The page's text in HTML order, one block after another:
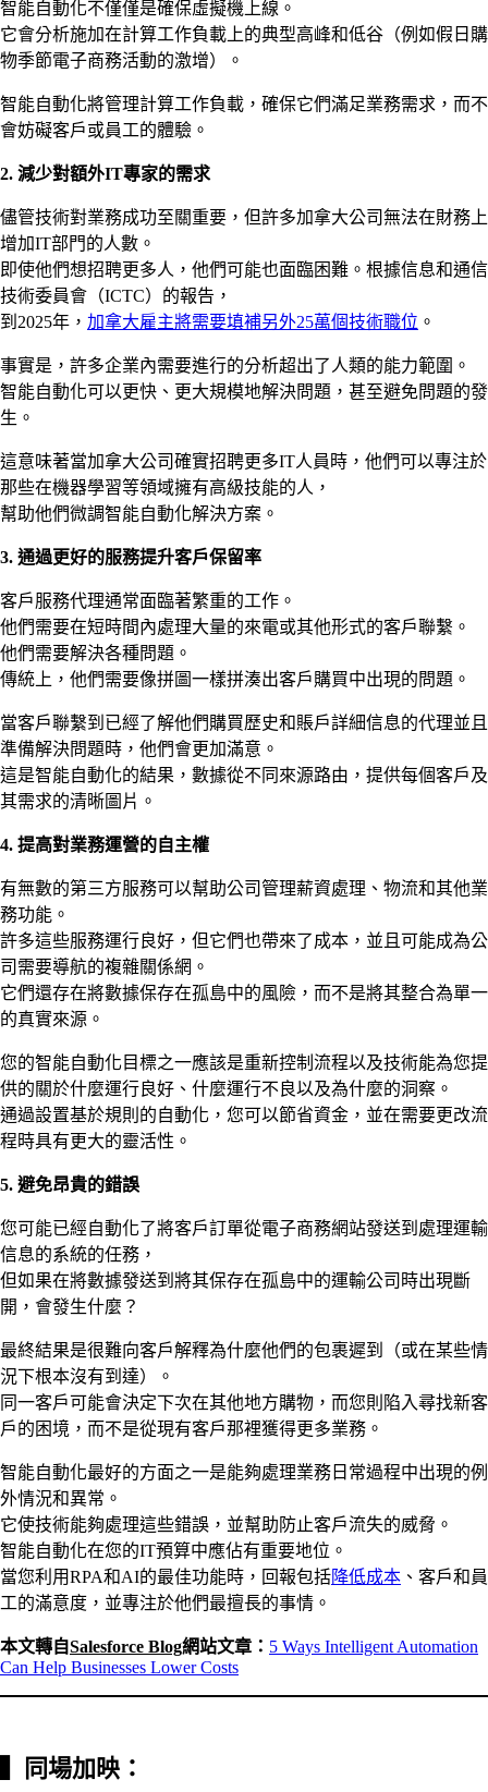
智能自動化不僅僅是確保虛擬機上線。
它會分析施加在計算工作負載上的典型高峰和低谷（例如假日購
物季節電子商務活動的激增）。
智能自動化將管理計算工作負載，確保它們滿足業務需求，而不
會妨礙客戶或員工的體驗。
2. 減少對額外IT專家的需求
儘管技術對業務成功至關重要，但許多加拿大公司無法在財務上
增加IT部門的人數。
即使他們想招聘更多人，他們可能也面臨困難。根據信息和通信
技術委員會（ICTC）的報告，
到2025年， 加拿大雇主將需要填補另外25萬個技術職位 。
事實是，許多企業內需要進行的分析超出了人類的能力範圍。
智能自動化可以更快、更大規模地解決問題，甚至避免問題的發
生。
這意味著當加拿大公司確實招聘更多IT人員時，他們可以專注於
那些在機器學習等領域擁有高級技能的人，
幫助他們微調智能自動化解決方案。
3. 通過更好的服務提升客戶保留率
客戶服務代理通常面臨著繁重的工作。
他們需要在短時間內處理大量的來電或其他形式的客戶聯繫。
他們需要解決各種問題。
傳統上，他們需要像拼圖一樣拼湊出客戶購買中出現的問題。
當客戶聯繫到已經了解他們購買歷史和賬戶詳細信息的代理並且
準備解決問題時，他們會更加滿意。
這是智能自動化的結果，數據從不同來源路由，提供每個客戶及
其需求的清晰圖片。
4. 提高對業務運營的自主權
有無數的第三方服務可以幫助公司管理薪資處理、物流和其他業
務功能。
許多這些服務運行良好，但它們也帶來了成本，並且可能成為公
司需要導航的複雜關係網。
它們還存在將數據保存在孤島中的風險，而不是將其整合為單一
的真實來源。
您的智能自動化目標之一應該是重新控制流程以及技術能為您提
供的關於什麼運行良好、什麼運行不良以及為什麼的洞察。
通過設置基於規則的自動化，您可以節省資金，並在需要更改流
程時具有更大的靈活性。
5. 避免昂貴的錯誤
您可能已經自動化了將客戶訂單從電子商務網站發送到處理運輸
信息的系統的任務，
但如果在將數據發送到將其保存在孤島中的運輸公司時出現斷
開，會發生什麼？
最終結果是很難向客戶解釋為什麼他們的包裹遲到（或在某些情
況下根本沒有到達）。
同一客戶可能會決定下次在其他地方購物，而您則陷入尋找新客
戶的困境，而不是從現有客戶那裡獲得更多業務。
智能自動化最好的方面之一是能夠處理業務日常過程中出現的例
外情況和異常。
它使技術能夠處理這些錯誤，並幫助防止客戶流失的威脅。
智能自動化在您的IT預算中應佔有重要地位。
當您利用RPA和AI的最佳功能時，回報包括降低成本 、客戶和員
工的滿意度，並專注於他們最擅長的事情。
本文轉自Salesforce Blog網站文章： 5 Ways Intelligent Automation
Can Help Businesses Lower Costs
同場加映：